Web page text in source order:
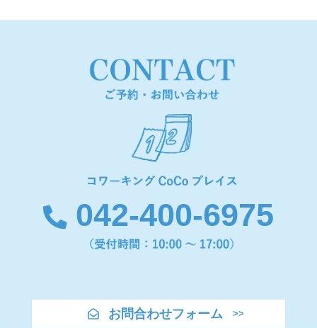
042-400-6975
お問合わせフォーム